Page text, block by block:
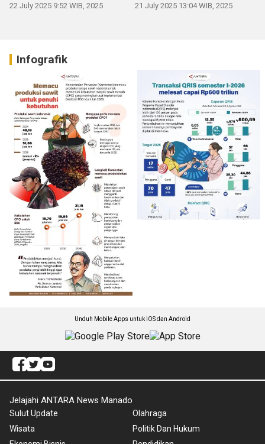
22 July 2025 9:52 WIB, 2025 21 July 2025 13:04 WIB, 2025
Infografik
Unduh Mobile Apps untuk iOS dan Android
Jelajahi ANTARA News Manado
Sulut Update
Wisata
Olahraga
Politik Dan Hukum